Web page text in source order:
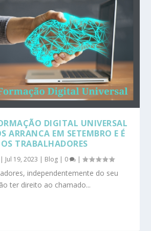
DIGITAL UNIVERSAL
ARRANCA EM SETEMBRO E É
TRABALHADORES
| Jul 19, 2023 | Blog | 0 |
independentemente do seu
ter direito ao chamado...